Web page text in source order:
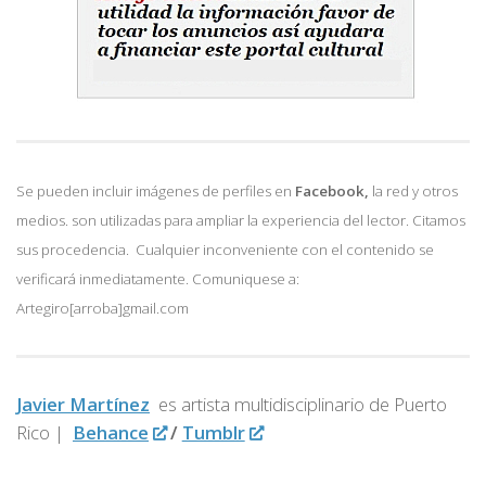
Se pueden incluir imágenes de perfiles en Facebook, la red y otros
medios. son utilizadas para ampliar la experiencia del lector. Citamos
sus procedencia. Cualquier inconveniente con el contenido se
verificará inmediatamente. Comuniquese a:
Artegiro[arroba]gmail.com
Javier Martínez es artista multidisciplinario de Puerto
Rico |
Behance / Tumblr